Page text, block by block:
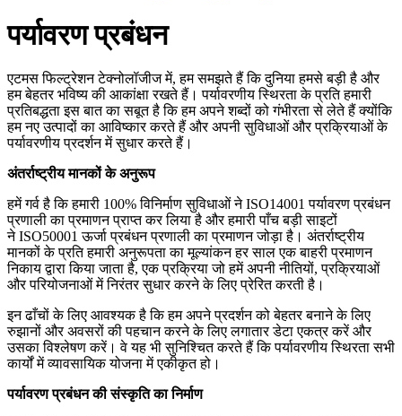
पर्यावरण प्रबंधन
एटमस फिल्ट्रेशन टेक्नोलॉजीज में, हम समझते हैं कि दुनिया हमसे बड़ी है और
हम बेहतर भविष्य की आकांक्षा रखते हैं। पर्यावरणीय स्थिरता के प्रति हमारी
प्रतिबद्धता इस बात का सबूत है कि हम अपने शब्दों को गंभीरता से लेते हैं क्योंकि
हम नए उत्पादों का आविष्कार करते हैं और अपनी सुविधाओं और प्रक्रियाओं के
पर्यावरणीय प्रदर्शन में सुधार करते हैं।
अंतर्राष्ट्रीय मानकों के अनुरूप
हमें गर्व है कि हमारी 100%विनिर्माण सुविधाओं नेISO14001 पर्यावरण प्रबंधन
प्रणाली का प्रमाणन प्राप्त कर लिया है और हमारी पाँच बड़ी साइटों
नेISO50001 ऊर्जा प्रबंधन प्रणाली का प्रमाणन जोड़ा है। अंतर्राष्ट्रीय
मानकों के प्रति हमारी अनुरूपता का मूल्यांकन हर साल एक बाहरी प्रमाणन
निकाय द्वारा किया जाता है,एक प्रक्रिया जो हमें अपनी नीतियों,प्रक्रियाओं
और परियोजनाओं में निरंतर सुधार करने के लिए प्रेरित करती है।
इन ढाँचों के लिए आवश्यक है कि हम अपने प्रदर्शन को बेहतर बनाने के लिए
रुझानों और अवसरों की पहचान करने के लिए लगातार डेटा एकत्र करें और
उसका विश्लेषण करें। वे यह भी सुनिश्चित करते हैं कि पर्यावरणीय स्थिरता सभी
कार्यों में व्यावसायिक योजना में एकीकृत हो।
पर्यावरण प्रबंधन की संस्कृति का निर्माण